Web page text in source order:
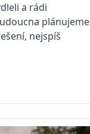
a rádi
plánujeme
nejspíš